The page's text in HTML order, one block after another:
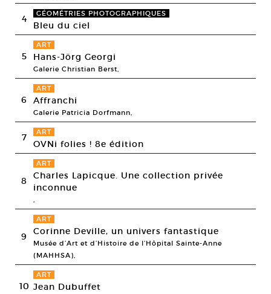
4 GÉOMÉTRIES PHOTOGRAPHIQUES
Bleu du ciel
5
ART
Hans-Jörg Georgi
Galerie Christian Berst,
6
ART
Affranchi
Galerie Patricia Dorfmann,
7 ART
OVNi folies ! 8e édition
8
ART
Charles Lapicque. Une collection privée
inconnue
,
9
ART
Corinne Deville, un univers fantastique
Musée d’Art et d’Histoire de l’Hôpital Sainte-Anne
(MAHHSA),
10
ART
Jean Dubuffet